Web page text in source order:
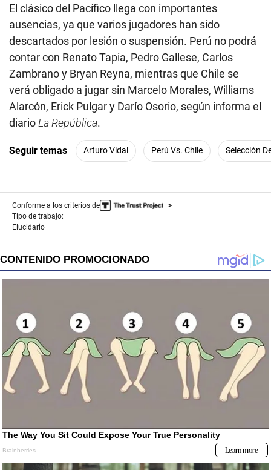
El clásico del Pacífico llega con importantes
ausencias, ya que varios jugadores han sido
descartados por lesión o suspensión. Perú no podrá
contar con Renato Tapia, Pedro Gallese, Carlos
Zambrano y Bryan Reyna, mientras que Chile se
verá obligado a jugar sin Marcelo Morales, Williams
Alarcón, Erick Pulgar y Darío Osorio, según informa el
diario La República.
Seguir temas Arturo Vidal Perú Vs. Chile Selección
Conforme a los criterios de
Tipo de trabajo:
Elucidario